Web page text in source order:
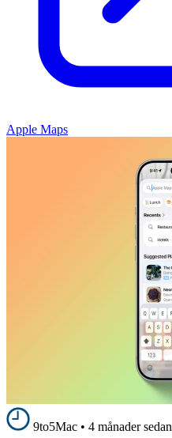
Apple Maps
9to5Mac • 4 månader sedan